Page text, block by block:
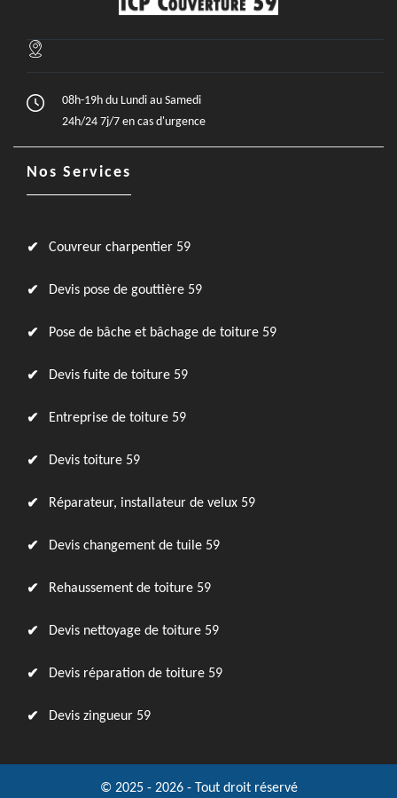
08h-19h du Lundi au Samedi
24h/24 7j/7 en cas d'urgence
Nos Services
Couvreur charpentier 59
Devis pose de gouttière 59
Pose de bâche et bâchage de toiture 59
Devis fuite de toiture 59
Entreprise de toiture 59
Devis toiture 59
Réparateur, installateur de velux 59
Devis changement de tuile 59
Rehaussement de toiture 59
Devis nettoyage de toiture 59
Devis réparation de toiture 59
Devis zingueur 59
© 2025 - 2026 - Tout droit réservé